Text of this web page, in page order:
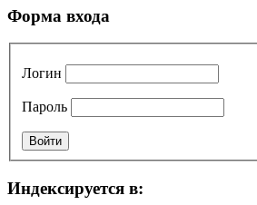
Форма входа
Логин
Пароль
Индексируется в: